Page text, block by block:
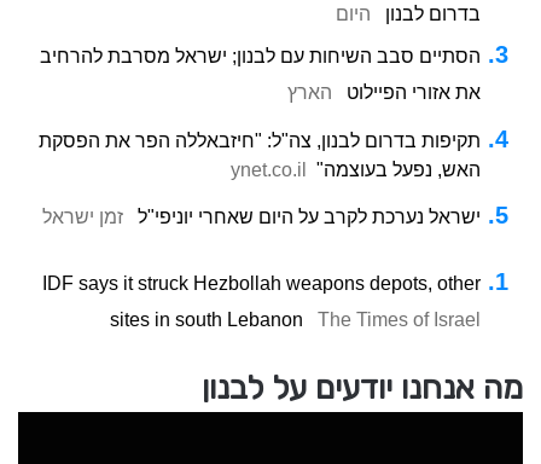
בדרום לבנון
היום
הסתיים סבב השיחות עם לבנון; ישראל מסרבת להרחיב
את אזורי הפיילוט
הארץ
תקיפות בדרום לבנון, צה"ל: "חיזבאללה הפר את הפסקת
האש, נפעל בעוצמה"
ynet.co.il
ישראל נערכת לקרב על היום שאחרי יוניפי"ל זמן ישראל
IDF says it struck Hezbollah weapons depots, other
sites in south Lebanon
The Times of Israel
מה אנחנו יודעים על לבנון